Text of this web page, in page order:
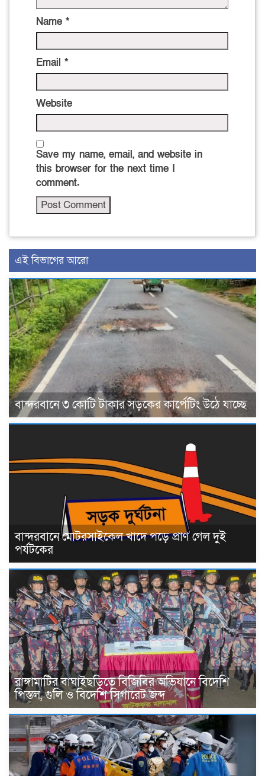
Name *
Email *
Website
Save my name, email, and website in
this browser for the next time I
comment.
এই বিভাগের আরো
বান্দরবানে ৩ কোটি টাকার সড়কের কার্পেটিং উঠে যাচ্ছে
বান্দরবানে মোটরসাইকেল খাদে পড়ে প্রাণ গেল দুই
পর্যটকের
রাঙ্গামাটির বাঘাইছড়িতে বিজিবির অভিযানে বিদেশি
পিস্তল, গুলি ও বিদেশি সিগারেট জব্দ